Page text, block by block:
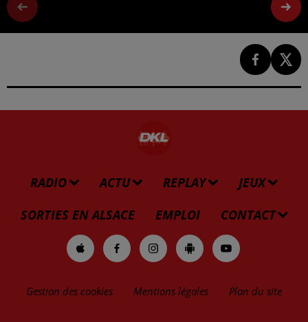
RADIO ACTU REPLAY
JEUX
SORTIES EN ALSACE
EMPLOI CONTACT
Gestion des cookies Mentions légales Plan du site